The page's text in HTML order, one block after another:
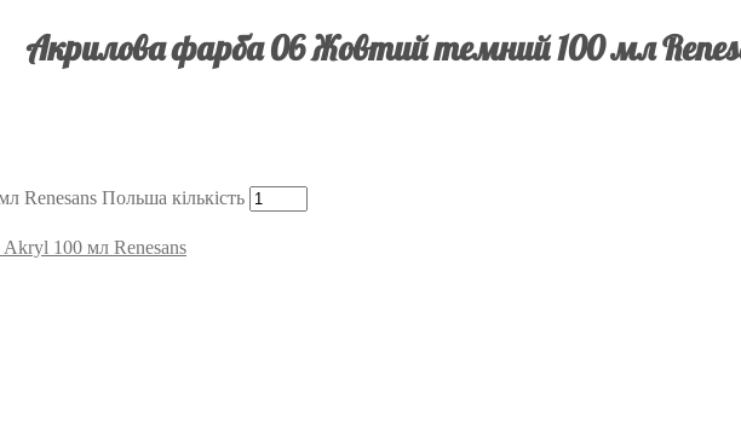
Акрилова фарба 06 Жовтий темний 100 мл
Renesans Польша кількість
100 мл Renesans